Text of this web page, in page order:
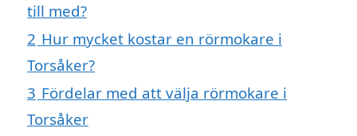
till med?
2 Hur mycket kostar en rörmokare i
Torsåker?
3 Fördelar med att välja rörmokare i
Torsåker